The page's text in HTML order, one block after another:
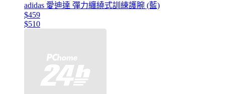
adidas 愛迪達 彈力纏繞式訓練護腕 (藍)
$459
$510